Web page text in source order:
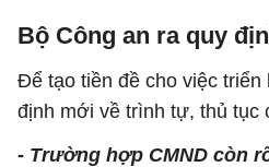
Bộ Công an ra quy
Để tạo tiền đề cho việc
định mới về trình tự, thủ tục
- Trường hợp CMND còn